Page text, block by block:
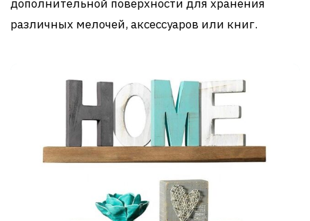
дополнительной поверхности для хранения
различных мелочей, аксессуаров или книг.